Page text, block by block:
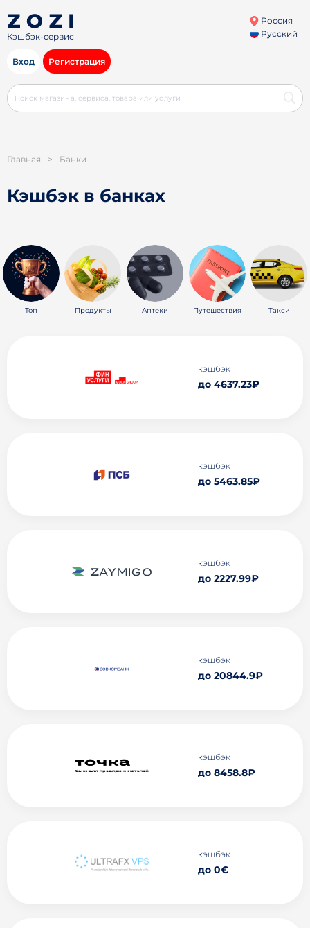
Кэшбэк-сервис
Россия
Русский
Вход Регистрация
Главная > Банки
Кэшбэк в банках
Топ Продукты Аптеки Путешествия Такси
кэшбэк
до 4637.23₽
кэшбэк
до 5463.85₽
кэшбэк
до 2227.99₽
кэшбэк
до 20844.9₽
кэшбэк
до 8458.8₽
кэшбэк
до 0€